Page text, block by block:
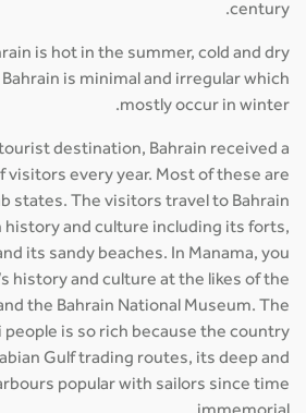
century.
is hot in the summer, cold and dry
Bahrain is minimal and irregular which
mostly occur in winter.
tourist destination, Bahrain received a
visitors every year. Most of these are
states. The visitors travel to Bahrain
history and culture including its forts,
its sandy beaches. In Manama, you
history and culture at the likes of the
and the Bahrain National Museum. The
people is so rich because the country
Gulf trading routes, its deep and
popular with sailors since time